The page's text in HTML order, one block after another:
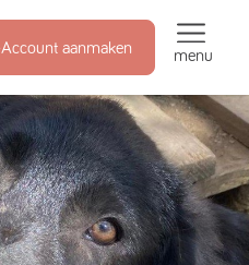
Account aanmaken menu